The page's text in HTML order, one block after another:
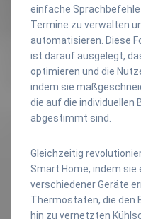
einfache
Termine zu verwalten
automatisieren. Diese
ist darauf ausgelegt,
optimieren und die
indem sie
die auf die individuellen
abgestimmt sind.
Gleichzeitig
Smart Home, indem
verschiedener Geräte
Thermostaten, die den
hin zu vernetzten